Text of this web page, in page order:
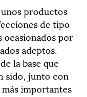
productos
de tipo
ocasionados por
adeptos.
la base que
sido, junto con
importantes